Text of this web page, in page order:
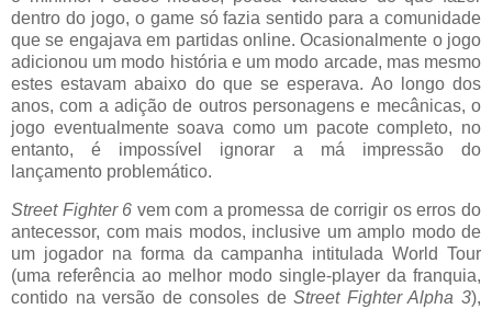
dentro do jogo, o game só fazia sentido para a comunidade
que se engajava em partidas online. Ocasionalmente o jogo
adicionou um modo história e um modo arcade, mas mesmo
estes estavam abaixo do que se esperava. Ao longo dos
anos, com a adição de outros personagens e mecânicas, o
jogo eventualmente soava como um pacote completo, no
entanto, é impossível ignorar a má impressão do
lançamento problemático.
Street Fighter 6 vem com a promessa de corrigir os erros do
antecessor, com mais modos, inclusive um amplo modo de
um jogador na forma da campanha intitulada World Tour
(uma referência ao melhor modo single-player da franquia,
contido na versão de consoles deStreet Fighter Alpha 3),